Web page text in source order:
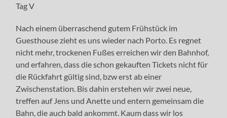
Tag V
Nach einem überraschend gutem Frühstück im
Guesthouse zieht es uns wieder nach Porto. Es regnet
nicht mehr, trockenen Fußes erreichen wir den Bahnhof,
und erfahren, dass die schon gekauften Tickets nicht für
die Rückfahrt gültig sind, bzw erst ab einer
Zwischenstation. Bis dahin erstehen wir zwei neue,
treffen auf Jens und Anette und entern gemeinsam die
Bahn, die auch bald ankommt. Kaum dass wir los